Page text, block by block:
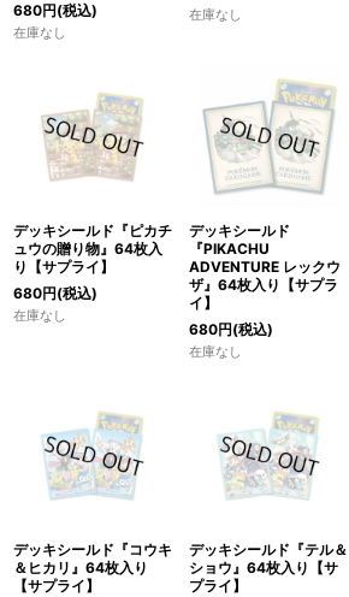
680円(税込)
在庫なし
在庫なし
デッキシールド『ピカチ
ュウの贈り物』64枚入
り【サプライ】
680円(税込)
在庫なし
デッキシールド
『PIKACHU
ADVENTURE レックウ
ザ』64枚入り【サプラ
イ】
680円(税込)
在庫なし
デッキシールド『コウキ
＆ヒカリ』64枚入り
【サプライ】
デッキシールド『テル＆
ショウ』64枚入り【サ
プライ】